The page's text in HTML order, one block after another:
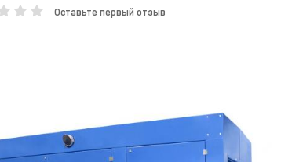
Оставьте первый отзыв